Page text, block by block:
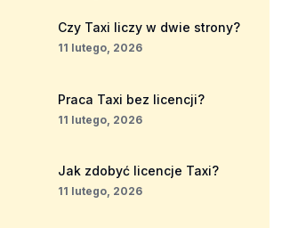
Czy Taxi liczy w dwie strony?
11 lutego, 2026
Praca Taxi bez licencji?
11 lutego, 2026
Jak zdobyć licencje Taxi?
11 lutego, 2026